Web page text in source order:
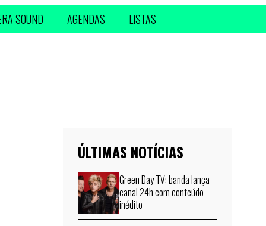
SOUND AGENDAS LISTAS
ÚLTIMAS NOTÍCIAS
Green Day TV: banda lança
canal 24h com conteúdo
inédito